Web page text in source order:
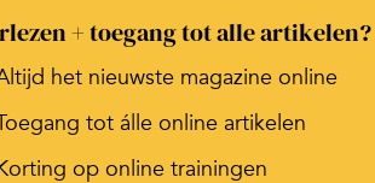
+ toegang tot alle artikelen?
het nieuwste magazine online
tot álle online artikelen
op online trainingen